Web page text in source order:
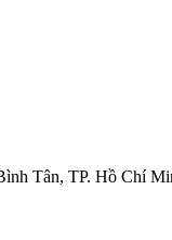
Tân, TP. Hồ Chí